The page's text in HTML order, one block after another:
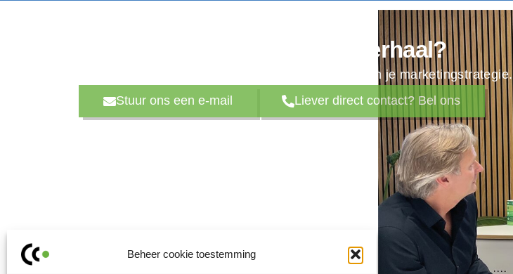
Beheer cookie toestemming
Ook toe aan een ijzersterk verhaal?
We denken graag met je mee over de rode draad in je marketingstrategie.
Stuur ons een e-mail
Liever direct contact? Bel ons